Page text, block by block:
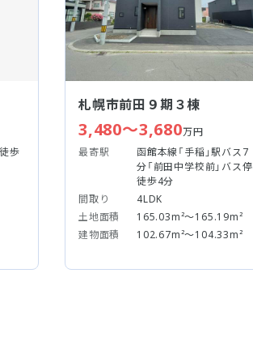
歩
札幌市前田９期３棟
3,480～3,680万円
最寄駅
函館本線「手稲」駅バス7
分「前田中学校前」バス停
徒歩4分
間取り
4LDK
土地面積
165.03m²～165.19m²
建物面積
102.67m²～104.33m²